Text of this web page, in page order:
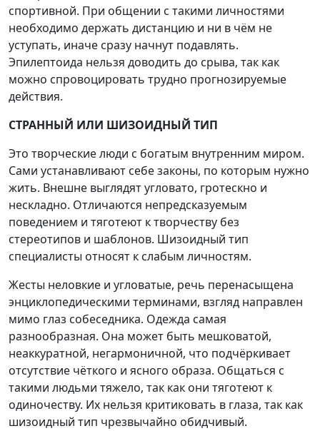
спортивной. При общении с такими личностями
необходимо держать дистанцию и ни в чём не
уступать, иначе сразу начнут подавлять.
Эпилептоида нельзя доводить до срыва, так как
можно спровоцировать трудно прогнозируемые
действия.
СТРАННЫЙ ИЛИ ШИЗОИДНЫЙ ТИП
Это творческие люди с богатым внутренним миром.
Сами устанавливают себе законы, по которым нужно
жить. Внешне выглядят угловато, гротескно и
нескладно. Отличаются непредсказуемым
поведением и тяготеют к творчеству без
стереотипов и шаблонов. Шизоидный тип
специалисты относят к слабым личностям.
Жесты неловкие и угловатые, речь перенасыщена
энциклопедическими терминами, взгляд направлен
мимо глаз собеседника. Одежда самая
разнообразная. Она может быть мешковатой,
неаккуратной, негармоничной, что подчёркивает
отсутствие чёткого и ясного образа. Общаться с
такими людьми тяжело, так как они тяготеют к
одиночеству. Их нельзя критиковать в глаза, так как
шизоидный тип чрезвычайно обидчивый.